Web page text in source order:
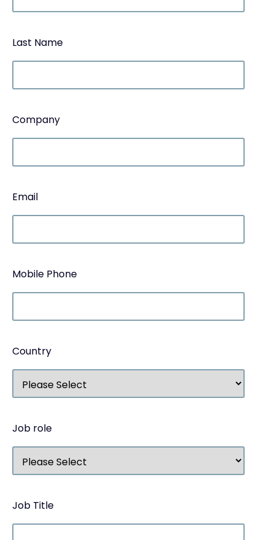
Last Name
Company
Email
Mobile Phone
Country
Job role
Job Title